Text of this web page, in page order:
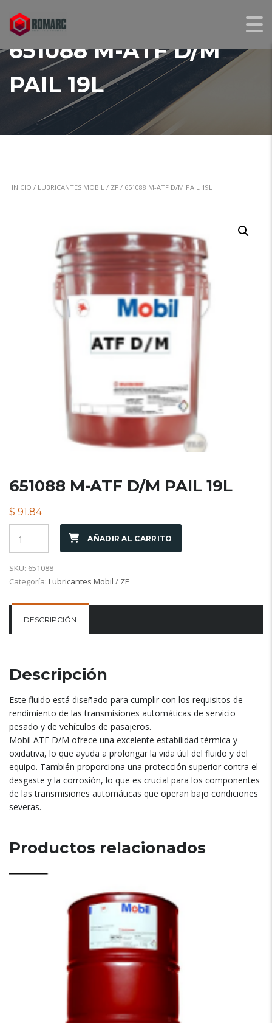
651088 M-ATF D/M
PAIL 19L
INICIO / LUBRICANTES MOBIL / ZF / 651088 M-ATF D/M PAIL 19L
651088 M-ATF D/M PAIL 19L
$ 91.84
AÑADIR AL CARRITO
SKU: 651088
Categoría: Lubricantes Mobil / ZF
DESCRIPCIÓN
Descripción
Este fluido está diseñado para cumplir con los requisitos de
rendimiento de las transmisiones automáticas de servicio
pesado y de vehículos de pasajeros.
Mobil ATF D/M ofrece una excelente estabilidad térmica y
oxidativa, lo que ayuda a prolongar la vida útil del fluido y del
equipo. También proporciona una protección superior contra el
desgaste y la corrosión, lo que es crucial para los componentes
de las transmisiones automáticas que operan bajo condiciones
severas.
Productos relacionados